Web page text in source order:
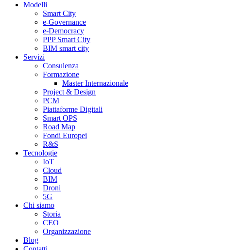
Modelli
Smart City
e-Governance
e-Democracy
PPP Smart City
BIM smart city
Servizi
Consulenza
Formazione
Master Internazionale
Project & Design
PCM
Piattaforme Digitali
Smart OPS
Road Map
Fondi Europei
R&S
Tecnologie
IoT
Cloud
BIM
Droni
5G
Chi siamo
Storia
CEO
Organizzazione
Blog